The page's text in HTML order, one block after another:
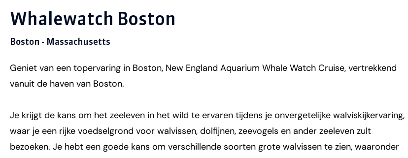
Whalewatch Boston
Boston - Massachusetts
Geniet van een topervaring in Boston, New England Aquarium Whale Watch Cruise, vertrekkend
vanuit de haven van Boston.
Je krijgt de kans om het zeeleven in het wild te ervaren tijdens je onvergetelijke walviskijkervaring,
waar je een rijke voedselgrond voor walvissen, dolfijnen, zeevogels en ander zeeleven zult
bezoeken. Je hebt een goede kans om verschillende soorten grote walvissen te zien, waaronder